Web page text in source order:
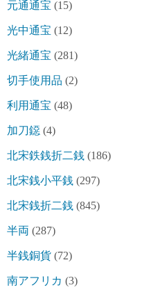
元通通宝 (15)
光中通宝 (12)
光緒通宝 (281)
切手使用品 (2)
利用通宝 (48)
加刀鐚 (4)
北宋鉄銭折二銭 (186)
北宋銭小平銭 (297)
北宋銭折二銭 (845)
半両 (287)
半銭銅貨 (72)
南アフリカ (3)